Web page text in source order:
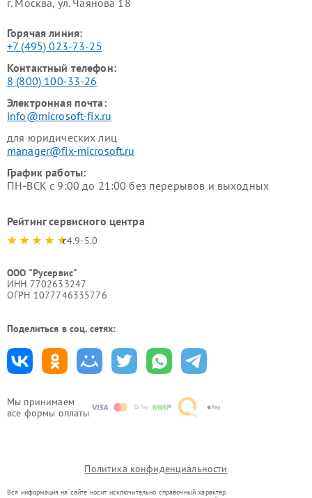
Мы принимаем
все формы оплаты
г. Москва, ул. Чаянова 18
Горячая линия:
+7 (495) 023-73-25
Контактный телефон:
8 (800) 100-33-26
Электронная почта:
info@microsoft-fix.ru
для юридических лиц
manager@fix-microsoft.ru
График работы:
ПН-ВСК с 9:00 до 21:00 без перерывов и выходных
Рейтинг сервисного центра
4.9-5.0
ООО "Русервис"
ИНН 7702633247
ОГРН 1077746335776
Поделиться в соц. сетях:
Политика конфиденциальности
Вся информация на сайте носит исключительно справочный характер.